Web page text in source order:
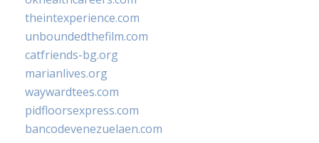
theintexperience.com
unboundedthefilm.com
catfriends-bg.org
marianlives.org
waywardtees.com
pidfloorsexpress.com
bancodevenezuelaen.com